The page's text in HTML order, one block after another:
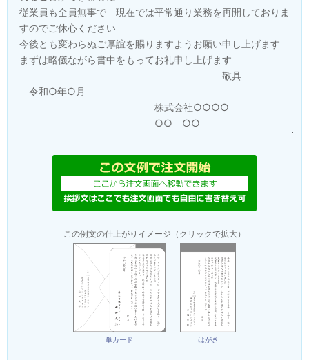
この例文の仕上がりイメージ（クリックで拡大）
単カード はがき